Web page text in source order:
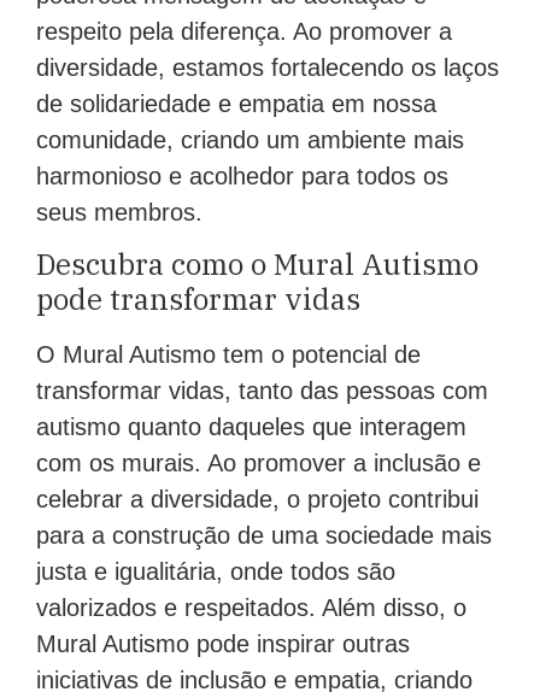
respeito pela diferença. Ao promover a
diversidade, estamos fortalecendo os laços
de solidariedade e empatia em nossa
comunidade, criando um ambiente mais
harmonioso e acolhedor para todos os
seus membros.
Descubra como o Mural Autismo
pode transformar vidas
O Mural Autismo tem o potencial de
transformar vidas, tanto das pessoas com
autismo quanto daqueles que interagem
com os murais. Ao promover a inclusão e
celebrar a diversidade, o projeto contribui
para a construção de uma sociedade mais
justa e igualitária, onde todos são
valorizados e respeitados. Além disso, o
Mural Autismo pode inspirar outras
iniciativas de inclusão e empatia, criando